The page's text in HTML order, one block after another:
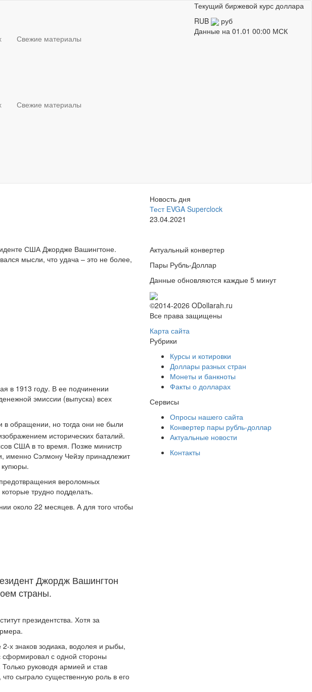
Текущий биржевой курс доллара
RUB
руб
Данные на 01.01 00:00 МСК
Свежие материалы
Свежие материалы
США Джордже Вашингтоне.
мысли, что удача – это не более,
в 1913 году. В ее подчинении
эмиссии (выпуска) всех
в обращении, но тогда они не были
исторических баталий.
США в то время. Позже министр
именно Сэлмону Чейзу принадлежит
купюры.
вероломных
трудно подделать.
около 22 месяцев. А для того чтобы
Джордж Вашингтон
страны.
президентства. Хотя за
х знаков зодиака, водолея и рыбы,
сформировал с одной стороны
руководя армией и став
сыграло существенную роль в его
Новость дня
Тест EVGA Superclock
23.04.2021
Актуальный конвертер
Пары Рубль-Доллар
Данные обновляются каждые 5 минут
©2014-2026 ODollarah.ru
Все права защищены
Карта сайта
Рубрики
Курсы и котировки
Доллары разных стран
Монеты и банкноты
Факты о долларах
Сервисы
Опросы нашего сайта
Конвертер пары рубль-доллар
Актуальные новости
Контакты